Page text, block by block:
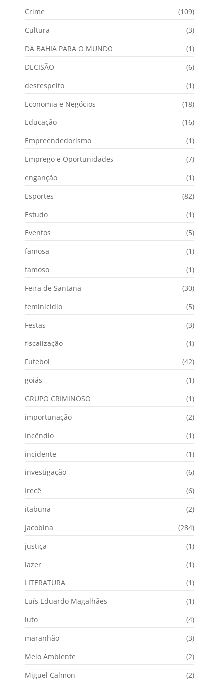
Crime
(109)
Cultura
(3)
DA BAHIA PARA O MUNDO
(1)
DECISÃO
(6)
desrespeito
(1)
Economia e Negócios
(18)
Educação
(16)
Empreendedorismo
(1)
Emprego e Oportunidades
(7)
enganção
(1)
Esportes
(82)
Estudo
(1)
Eventos
(5)
famosa
(1)
famoso
(1)
Feira de Santana
(30)
feminicídio
(5)
Festas
(3)
fiscalização
(1)
Futebol
(42)
goiás
(1)
GRUPO CRIMINOSO
(1)
importunação
(2)
Incêndio
(1)
incidente
(1)
investigação
(6)
Irecê
(6)
itabuna
(2)
Jacobina
(284)
justiça
(1)
lazer
(1)
LITERATURA
(1)
Luís Eduardo Magalhães
(1)
luto
(4)
maranhão
(3)
Meio Ambiente
(2)
Miguel Calmon
(2)